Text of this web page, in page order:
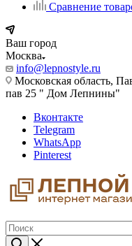
Сравнение
Ваш город
Москва
info@lepnostyle.ru
Московская область,
пав 25 " Дом Лепнины"
Вконтакте
Telegram
WhatsApp
Pinterest